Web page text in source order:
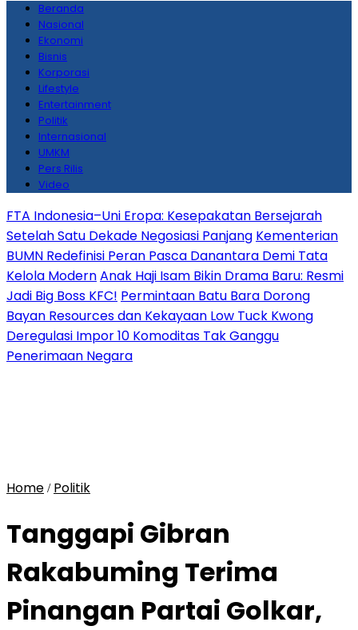
Beranda
Nasional
Ekonomi
Bisnis
Korporasi
Lifestyle
Entertainment
Politik
Internasional
UMKM
Pers Rilis
Video
FTA Indonesia–Uni Eropa: Kesepakatan Bersejarah
Setelah Satu Dekade Negosiasi Panjang Kementerian
BUMN Redefinisi Peran Pasca Danantara Demi Tata
Kelola ModernAnak Haji Isam Bikin Drama Baru: Resmi
Jadi Big Boss KFC! Permintaan Batu Bara Dorong
Bayan Resources dan Kekayaan Low Tuck Kwong
Deregulasi Impor 10 Komoditas Tak Ganggu
Penerimaan Negara
Home / Politik
Tanggapi Gibran
Rakabuming Terima
Pinangan Partai Golkar,